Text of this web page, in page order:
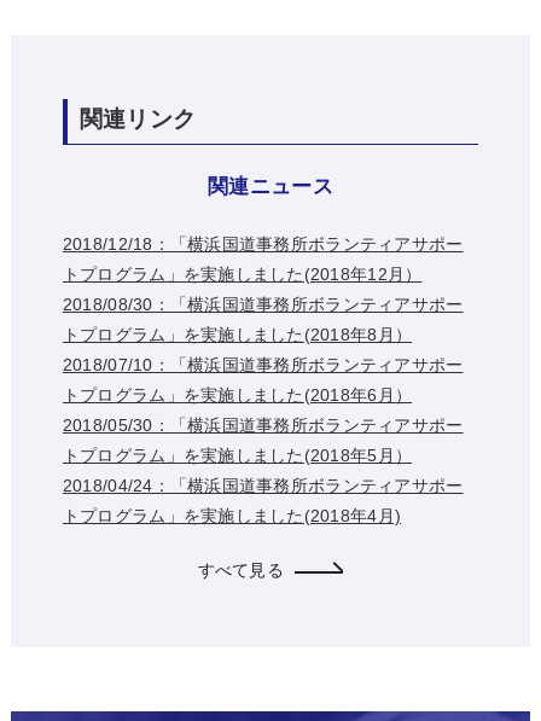
関連リンク
関連ニュース
2018/12/18：「横浜国道事務所ボランティアサポー
トプログラム」を実施しました(2018年12月）
2018/08/30：「横浜国道事務所ボランティアサポー
トプログラム」を実施しました(2018年8月）
2018/07/10：「横浜国道事務所ボランティアサポー
トプログラム」を実施しました(2018年6月）
2018/05/30：「横浜国道事務所ボランティアサポー
トプログラム」を実施しました(2018年5月）
2018/04/24：「横浜国道事務所ボランティアサポー
トプログラム」を実施しました(2018年4月)
すべて見る